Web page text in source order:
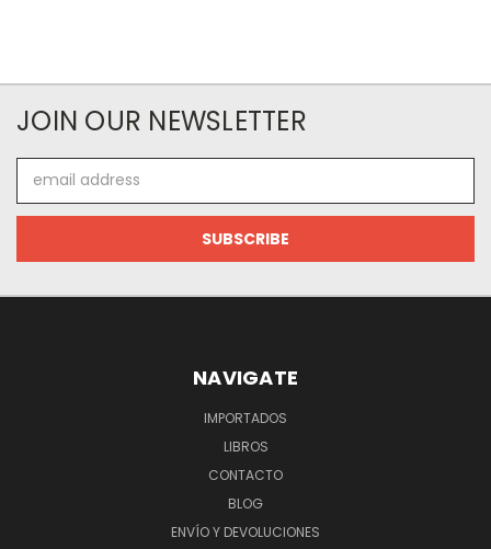
JOIN OUR NEWSLETTER
Address
NAVIGATE
IMPORTADOS
LIBROS
CONTACTO
BLOG
ENVÍO Y DEVOLUCIONES